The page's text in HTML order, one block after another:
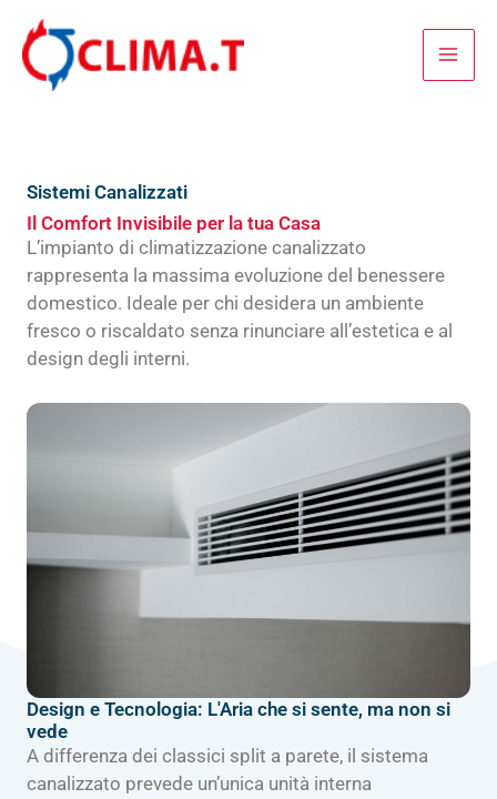
contenuto
Sistemi Canalizzati
Il Comfort Invisibile per la tua Casa
L’impianto di climatizzazione canalizzato
rappresenta la massima evoluzione del benessere
domestico. Ideale per chi desidera un ambiente
fresco o riscaldato senza rinunciare all’estetica e al
design degli interni.
Design e Tecnologia: L'Aria che si sente, ma non si
vede
A differenza dei classici split a parete, il sistema
canalizzato prevede un’unica unità interna